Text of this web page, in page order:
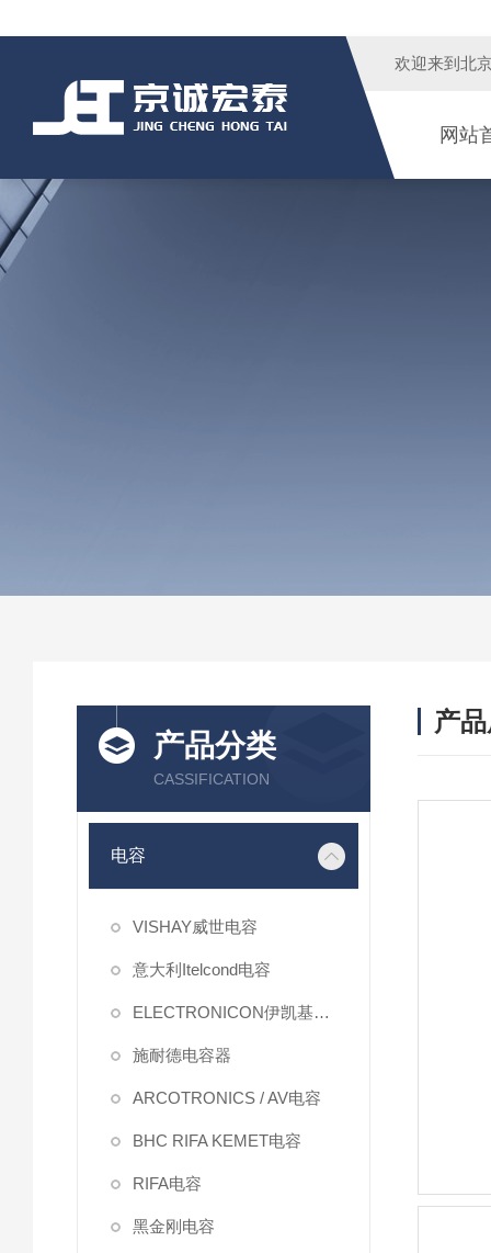
欢迎来到 北
网站
产品分类
CASSIFICATION
电容
VISHAY威世电容
意大利Itelcond电容
ELECTRONICON伊凯基电容
施耐德电容器
ARCOTRONICS / AV电容
BHC RIFA KEMET电容
RIFA电容
黑金刚电容
产